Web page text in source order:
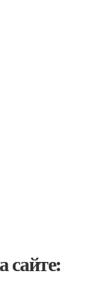
сайте: